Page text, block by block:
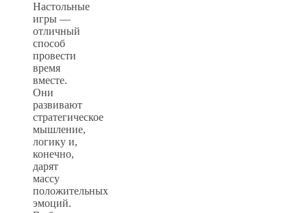
Настольные
игры —
отличный
способ
провести
время
вместе.
Они
развивают
стратегическое
мышление,
логику и,
конечно,
дарят
массу
положительных
эмоций.